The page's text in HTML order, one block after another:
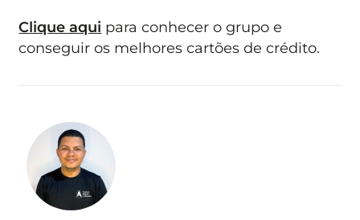
Clique aqui para conhecer o grupo e
conseguir os melhores cartões de crédito.